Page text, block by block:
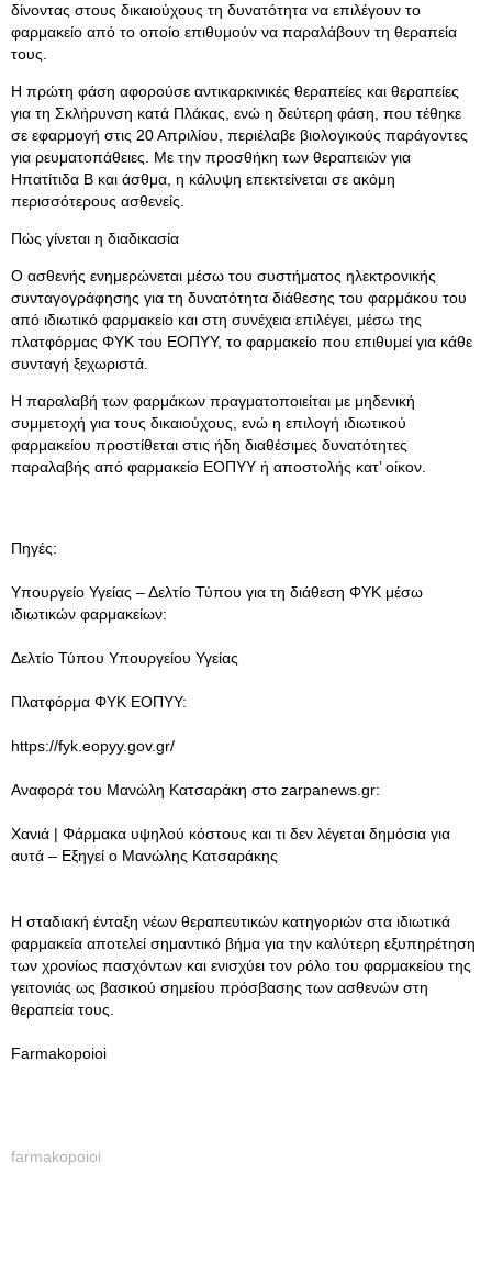
δίνοντας στους δικαιούχους τη δυνατότητα να επιλέγουν το
φαρμακείο από το οποίο επιθυμούν να παραλάβουν τη θεραπεία
τους.
Η πρώτη φάση αφορούσε αντικαρκινικές θεραπείες και θεραπείες
για τη Σκλήρυνση κατά Πλάκας, ενώ η δεύτερη φάση, που τέθηκε
σε εφαρμογή στις 20 Απριλίου, περιέλαβε βιολογικούς παράγοντες
για ρευματοπάθειες. Με την προσθήκη των θεραπειών για
Ηπατίτιδα Β και άσθμα, η κάλυψη επεκτείνεται σε ακόμη
περισσότερους ασθενείς.
Πώς γίνεται η διαδικασία
Ο ασθενής ενημερώνεται μέσω του συστήματος ηλεκτρονικής
συνταγογράφησης για τη δυνατότητα διάθεσης του φαρμάκου του
από ιδιωτικό φαρμακείο και στη συνέχεια επιλέγει, μέσω της
πλατφόρμας ΦΥΚ του ΕΟΠΥΥ, το φαρμακείο που επιθυμεί για κάθε
συνταγή ξεχωριστά.
Η παραλαβή των φαρμάκων πραγματοποιείται με μηδενική
συμμετοχή για τους δικαιούχους, ενώ η επιλογή ιδιωτικού
φαρμακείου προστίθεται στις ήδη διαθέσιμες δυνατότητες
παραλαβής από φαρμακείο ΕΟΠΥΥ ή αποστολής κατ’ οίκον.
Πηγές:
Υπουργείο Υγείας – Δελτίο Τύπου για τη διάθεση ΦΥΚ μέσω
ιδιωτικών φαρμακείων:
Δελτίο Τύπου Υπουργείου Υγείας
Πλατφόρμα ΦΥΚ ΕΟΠΥΥ:
https://fyk.eopyy.gov.gr/
Αναφορά του Μανώλη Κατσαράκη στο zarpanews.gr:
Χανιά | Φάρμακα υψηλού κόστους και τι δεν λέγεται δημόσια για
αυτά – Εξηγεί ο Μανώλης Κατσαράκης
Η σταδιακή ένταξη νέων θεραπευτικών κατηγοριών στα ιδιωτικά
φαρμακεία αποτελεί σημαντικό βήμα για την καλύτερη εξυπηρέτηση
των χρονίως πασχόντων και ενισχύει τον ρόλο του φαρμακείου της
γειτονιάς ως βασικού σημείου πρόσβασης των ασθενών στη
θεραπεία τους.
Farmakopoioi
farmakopoioi